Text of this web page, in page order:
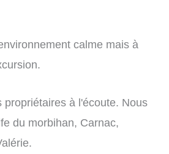
calme mais à
à l'écoute. Nous
du morbihan, Carnac,